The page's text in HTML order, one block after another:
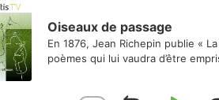
Oiseaux de passage
En 1876, Jean Richepin publie «
poèmes qui lui vaudra d’être